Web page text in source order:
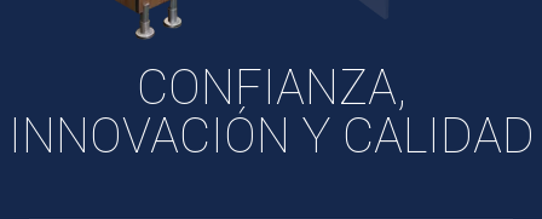
CONFIANZA,
INNOVACIÓN Y CALIDAD